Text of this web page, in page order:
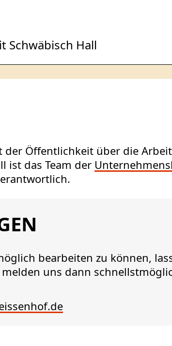
Schwäbisch Hall
Öffentlichkeit über die
ist das Team der
bearbeiten zu können,
uns dann